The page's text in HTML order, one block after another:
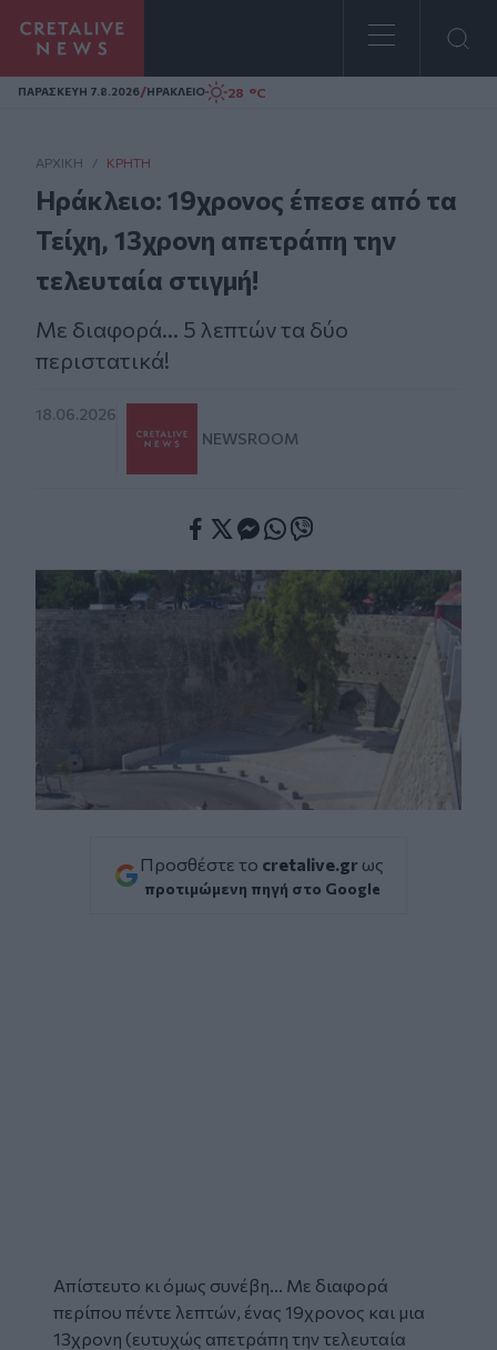
Homepage
ΠΑΡΑΣΚΕΥΗ 7.8.2026/ΗΡΑΚΛΕΙΟ 28 °C
ΑΡΧΙΚΗ / ΚΡΉΤΗ
Ηράκλειο: 19χρονος έπεσε από τα
Τείχη, 13χρονη απετράπη την
τελευταία στιγμή!
Με διαφορά... 5 λεπτών τα δύο
περιστατικά!
18.06.2026
NEWSROOM
Προσθέστε το cretalive.gr ως
προτιμώμενη πηγή στο Google
Απίστευτο κι όμως συνέβη... Με διαφορά
περίπου πέντε λεπτών, ένας 19χρονος και μια
13χρονη (ευτυχώς απετράπη την τελευταία